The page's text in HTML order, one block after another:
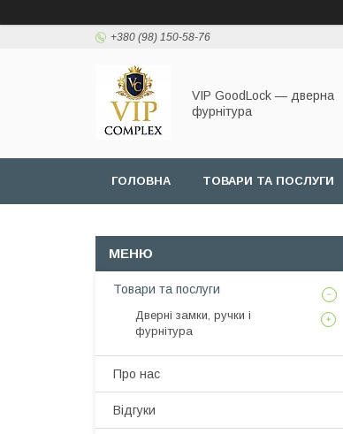
+380 (98) 150-58-76
VIP GoodLock — дверна
фурнітура
ГОЛОВНА ТОВАРИ ТА ПОСЛУГИ
Товари та послуги
Дверні замки, ручки і
фурнітура
Про нас
Відгуки